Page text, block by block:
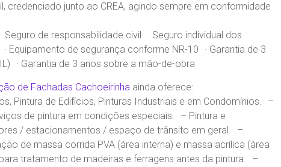
credenciado junto ao CREA, agindo sempre em conformidade
de responsabilidade civil · Seguro individual dos
Equipamento de segurança conforme NR-10 · Garantia de 3
· Garantia de 3 anos sobre a mão-de-obra
de Fachadas Cachoeirinha ainda oferece:
Pintura de Edifícios, Pinturas Industriais e em Condomínios. –
de pintura em condições especiais. – Pintura e
/ estacionamentos / espaço de trânsito em geral. –
de massa corrida PVA (área interna) e massa acrílica (área
tratamento de madeiras e ferragens antes da pintura. –